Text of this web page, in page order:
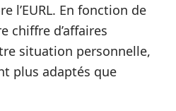
l’EURL. En fonction de
chiffre d’affaires
situation personnelle,
plus adaptés que